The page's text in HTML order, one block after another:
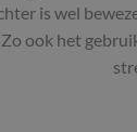
is wel
ook het